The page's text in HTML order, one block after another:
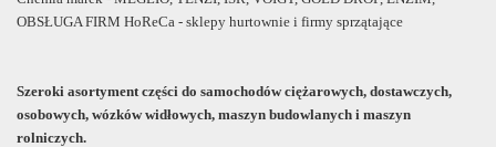
OBSŁUGA FIRM HoReCa - sklepy hurtownie i firmy sprzątające
Szeroki asortyment części do samochodów ciężarowych, dostawczych,
osobowych, wózków widłowych, maszyn budowlanych i maszyn
rolniczych.